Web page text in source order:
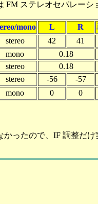
ステレオセパレーシ
mono L R
stereo 42 41
mono 0.18
stereo
0.18
stereo -56 -57
mono 0 0
ったので、IF 調整だけ